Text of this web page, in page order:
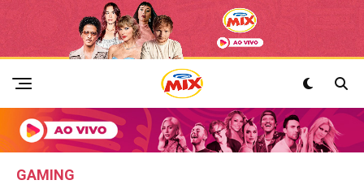
GAMING